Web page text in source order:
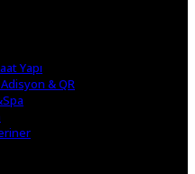
Yapı
& QR